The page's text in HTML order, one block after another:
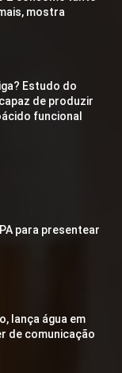
mostra
Estudo do
de produzir
funcional
para presentear
lança água em
de comunicação